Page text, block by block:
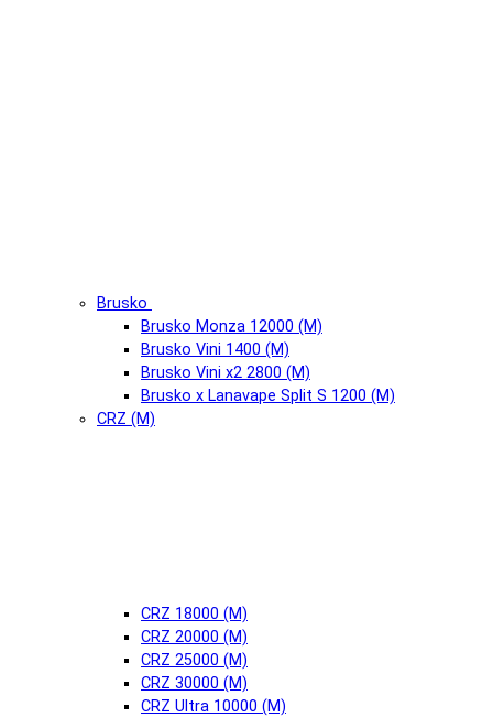
Brusko
Brusko Monza 12000 (М)
Brusko Vini 1400 (М)
Brusko Vini x2 2800 (М)
Brusko x Lanavape Split S 1200 (М)
CRZ (М)
CRZ 18000 (М)
CRZ 20000 (М)
CRZ 25000 (М)
CRZ 30000 (М)
CRZ Ultra 10000 (М)